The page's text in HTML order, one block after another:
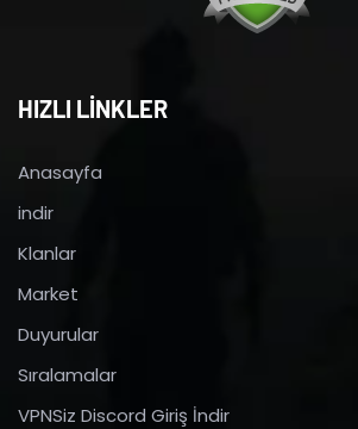
HIZLI LİNKLER
Anasayfa
indir
Klanlar
Market
Duyurular
Sıralamalar
VPNSiz Discord Giriş İndir